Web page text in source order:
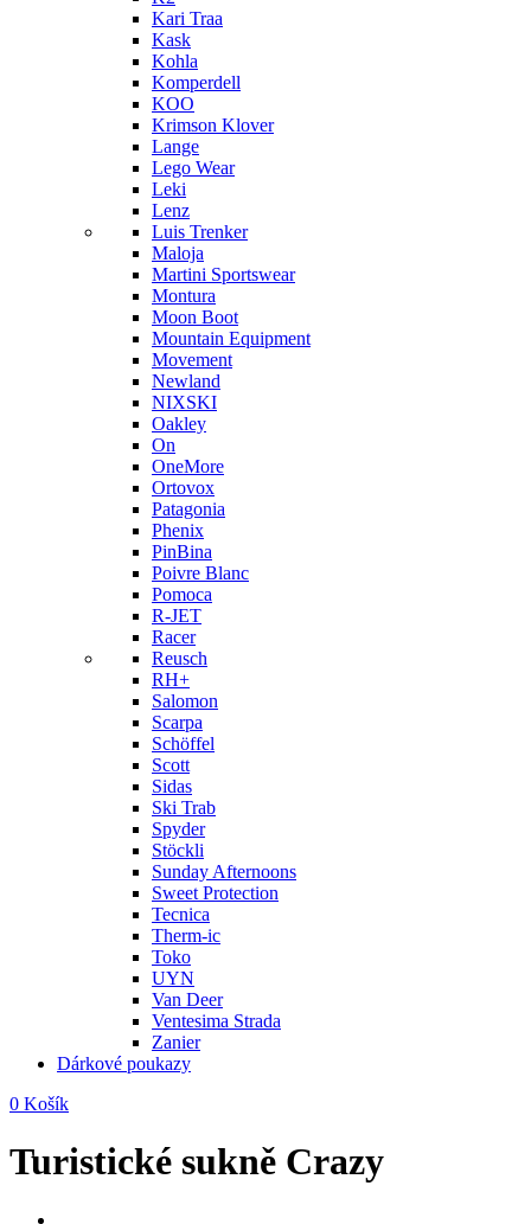
Kari Traa
Kask
Kohla
Komperdell
KOO
Krimson Klover
Lange
Lego Wear
Leki
Lenz
Luis Trenker
Maloja
Martini Sportswear
Montura
Moon Boot
Mountain Equipment
Movement
Newland
NIXSKI
Oakley
On
OneMore
Ortovox
Patagonia
Phenix
PinBina
Poivre Blanc
Pomoca
R-JET
Racer
Reusch
RH+
Salomon
Scarpa
Schöffel
Scott
Sidas
Ski Trab
Spyder
Stöckli
Sunday Afternoons
Sweet Protection
Tecnica
Therm-ic
Toko
UYN
Van Deer
Ventesima Strada
Zanier
Dárkové poukazy
0 Košík
Turistické sukně Crazy